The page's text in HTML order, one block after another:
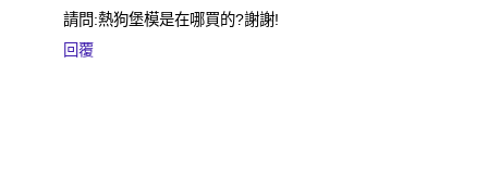
請問:熱狗堡模是在哪買的?謝謝!
回覆